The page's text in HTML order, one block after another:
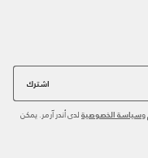
اشترك
وسياسة الخصوصية لدى أندر آرمر. يمكن